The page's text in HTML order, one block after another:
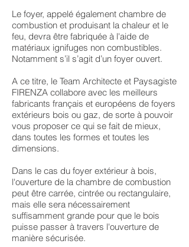
Le foyer, appelé également chambre de
combustion et produisant la chaleur et le
feu, devra être fabriquée à l'aide de
matériaux ignifuges non combustibles.
Notamment s’il s’agit d’un foyer ouvert.
A ce titre, le Team Architecte et Paysagiste
FIRENZA collabore avec les meilleurs
fabricants français et européens de foyers
extérieurs bois ou gaz, de sorte à pouvoir
vous proposer ce qui se fait de mieux,
dans toutes les formes et toutes les
dimensions.
Dans le cas du foyer extérieur à bois,
l'ouverture de la chambre de combustion
peut être carrée, cintrée ou rectangulaire,
mais elle sera nécessairement
suffisamment grande pour que le bois
puisse passer à travers l'ouverture de
manière sécurisée.